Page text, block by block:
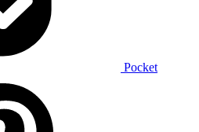
Pocket